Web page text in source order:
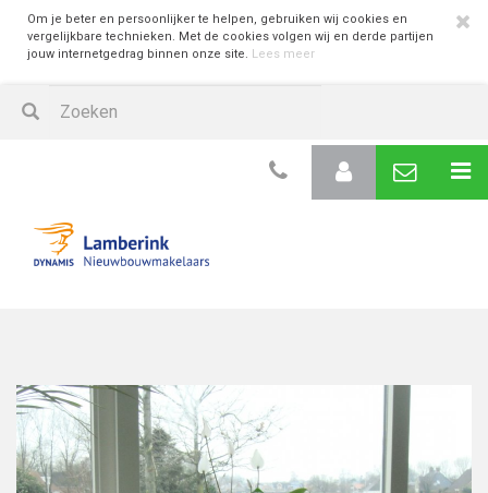
Om je beter en persoonlijker te helpen, gebruiken wij cookies en
vergelijkbare technieken. Met de cookies volgen wij en derde partijen
jouw internetgedrag binnen onze site. Lees meer